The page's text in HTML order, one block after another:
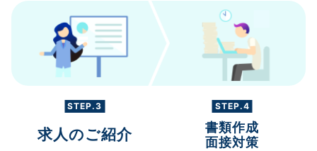
STEP.3
求人のご紹介
STEP.4
書類作成
面接対策